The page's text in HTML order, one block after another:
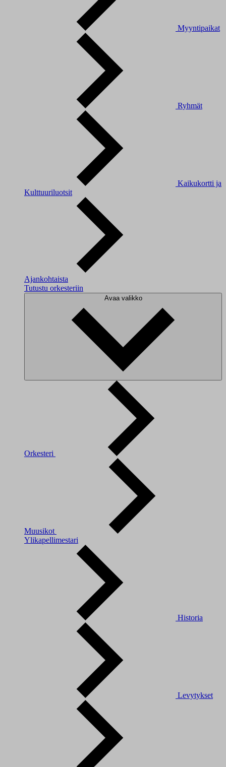
Myyntipaikat
Ryhmät
Kaikukortti ja
Kulttuuriluotsit
Ajankohtaista
Tutustu orkesteriin
Avaa valikko
Orkesteri
Muusikot
Ylikapellimestari
Historia
Levytykset